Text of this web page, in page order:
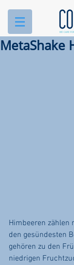
MetaShake
Himbeeren zählen
den gesündesten
gehören zu den
niedrigen